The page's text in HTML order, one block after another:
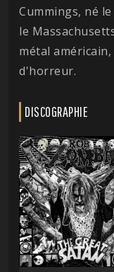
Cummings, né
le
métal
d'horreur.
DISCOGRAPHIE